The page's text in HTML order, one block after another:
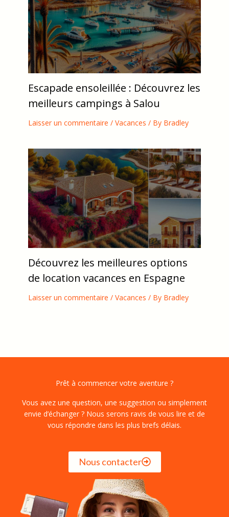
Escapade ensoleillée : Découvrez les
meilleurs campings à Salou
Laisser un commentaire / Vacances / By Bradley
Découvrez les meilleures options
de location vacances en Espagne
Laisser un commentaire / Vacances / By Bradley
Prêt à commencer votre aventure ?
Vous avez une question, une suggestion ou simplement
envie d’échanger ? Nous serons ravis de vous lire et de
vous répondre dans les plus brefs délais.
Nous contacter